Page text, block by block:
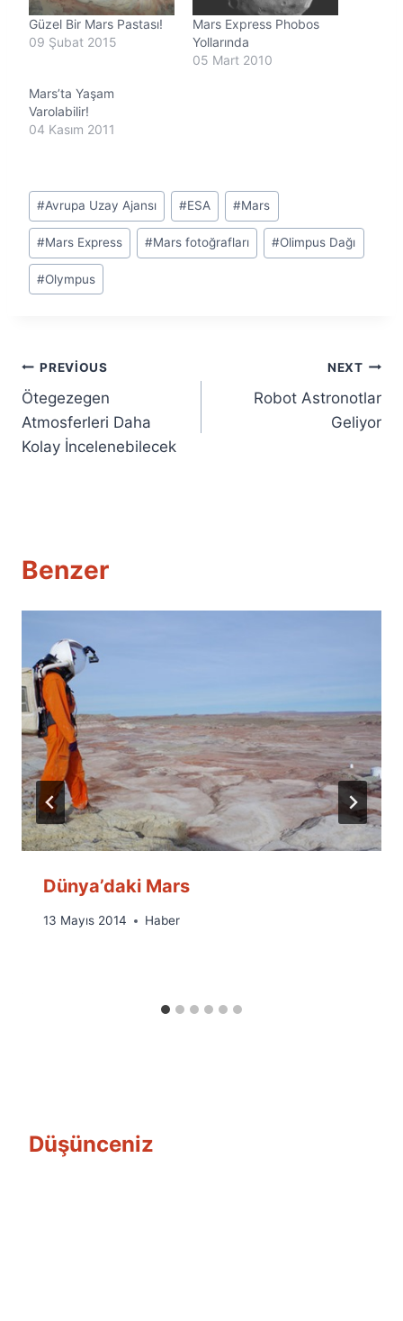
Güzel Bir Mars Pastası!
09 Şubat 2015
Mars Express Phobos
Yollarında
05 Mart 2010
Mars’ta Yaşam
Varolabilir!
04 Kasım 2011
Post
Tags:
#Avrupa Uzay Ajansı #ESA #Mars
#Mars Express #Mars fotoğrafları #Olimpus Dağı
#Olympus
Yazı
gezinmesi
PREVIOUS
Ötegezegen
Atmosferleri Daha
Kolay İncelenebilecek
NEXT
Robot Astronotlar
Geliyor
Benzer
Dünya’daki Mars
By
13 Mayıs 2014 Haber
Düşünceniz